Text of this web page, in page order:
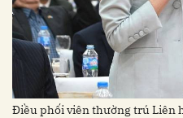
Điều phối viên thường trú Liên